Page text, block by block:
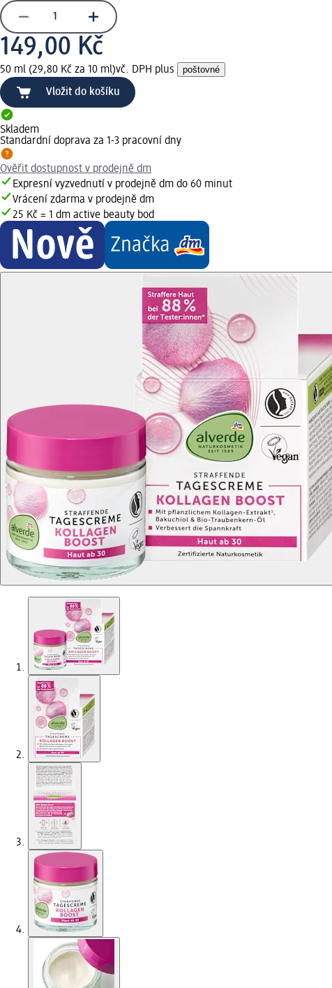
149,00 Kč
50 ml (29,80 Kč za 10 ml)vč. DPH plus poštovné
Vložit do košíku
Skladem
Standardní doprava za 1-3 pracovní dny
Ověřit dostupnost v prodejně dm
Expresní vyzvednutí v prodejně dm do 60 minut
Vrácení zdarma v prodejně dm
25 Kč = 1 dm active beauty bod